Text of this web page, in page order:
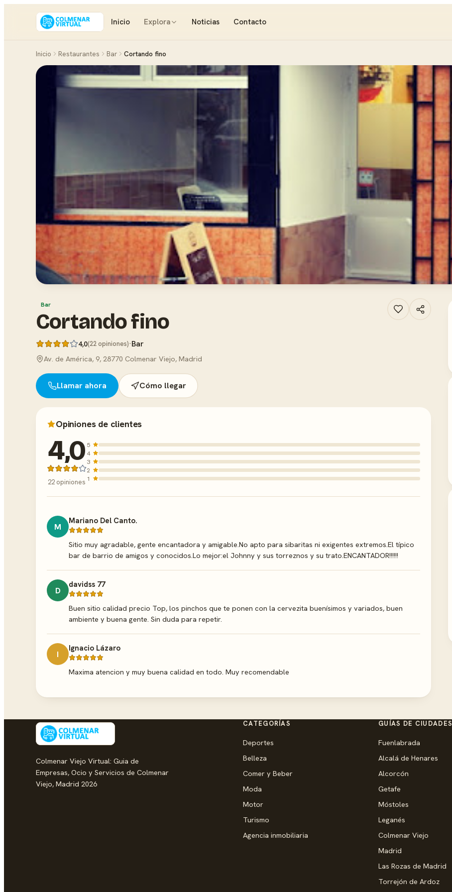
Inicio Explora Noticias Contacto
Inicio Restaurantes Bar Cortando fino
Bar
Cortando fino
4,0(22 opiniones)·Bar
Av. de América, 9, 28770 Colmenar Viejo, Madrid
Llamar ahora Cómo llegar
Opiniones de clientes
4,0
22 opiniones
5
4
3
2
1
M
Mariano Del Canto.
Sitio muy agradable, gente encantadora y amigable.No apto para sibaritas ni exigentes extremos.El típico
bar de barrio de amigos y conocidos.Lo mejor:el Johnny y sus torreznos y su trato.ENCANTADOR!!!!!!
D
davidss 77
Buen sitio calidad precio Top, los pinchos que te ponen con la cervezita buenísimos y variados, buen
ambiente y buena gente. Sin duda para repetir.
I
Ignacio Lázaro
Maxima atencion y muy buena calidad en todo. Muy recomendable
Colmenar Viejo Virtual: Guia de
Empresas, Ocio y Servicios de Colmenar
Viejo, Madrid 2026
CATEGORÍAS
Deportes
Belleza
Comer y Beber
Moda
Motor
Turismo
Agencia inmobiliaria
GUÍAS DE CIUDADES
Fuenlabrada
Alcalá de Henares
Alcorcón
Getafe
Móstoles
Leganés
Colmenar Viejo
Madrid
Las Rozas de Madrid
Torrejón de Ardoz